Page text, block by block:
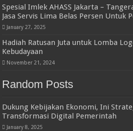
Spesial Imlek AHASS Jakarta –
Jasa Servis Lima Belas Persen Untuk
January 27, 2025
Hadiah Ratusan Juta untuk Lomba
Kebudayaan
November 21, 2024
Random Posts
Dukung Kebijakan Ekonomi, Ini
Transformasi Digital Pemerintah
January 8, 2025